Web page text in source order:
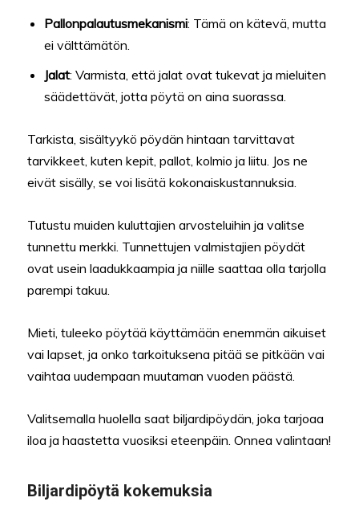
Pallonpalautusmekanismi: Tämä on kätevä, mutta
ei välttämätön.
Jalat: Varmista, että jalat ovat tukevat ja mieluiten
säädettävät, jotta pöytä on aina suorassa.
Tarkista, sisältyykö pöydän hintaan tarvittavat
tarvikkeet, kuten kepit, pallot, kolmio ja liitu. Jos ne
eivät sisälly, se voi lisätä kokonaiskustannuksia.
Tutustu muiden kuluttajien arvosteluihin ja valitse
tunnettu merkki. Tunnettujen valmistajien pöydät
ovat usein laadukkaampia ja niille saattaa olla tarjolla
parempi takuu.
Mieti, tuleeko pöytää käyttämään enemmän aikuiset
vai lapset, ja onko tarkoituksena pitää se pitkään vai
vaihtaa uudempaan muutaman vuoden päästä.
Valitsemalla huolella saat biljardipöydän, joka tarjoaa
iloa ja haastetta vuosiksi eteenpäin. Onnea valintaan!
Biljardipöytä kokemuksia